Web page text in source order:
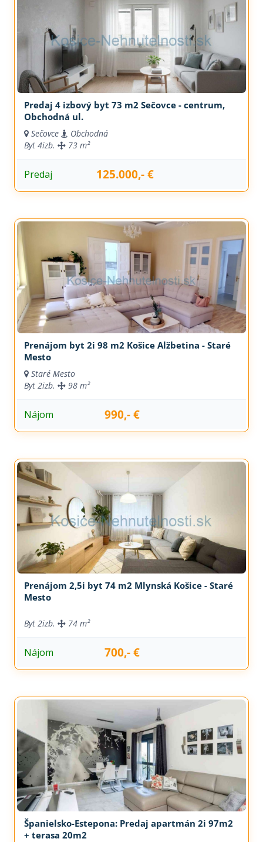
Predaj 4 izbový byt 73 m2 Sečovce - centrum,
Obchodná ul.
Sečovce
Obchodná
Byt 4izb. 73 m²
Predaj 125.000,- €
Prenájom byt 2i 98 m2 Košice Alžbetina - Staré
Mesto
Staré Mesto
Byt 2izb. 98 m²
Nájom 990,- €
Prenájom 2,5i byt 74 m2 Mlynská Košice - Staré
Mesto
Byt 2izb. 74 m²
Nájom 700,- €
Španielsko-Estepona: Predaj apartmán 2i 97m2
+ terasa 20m2